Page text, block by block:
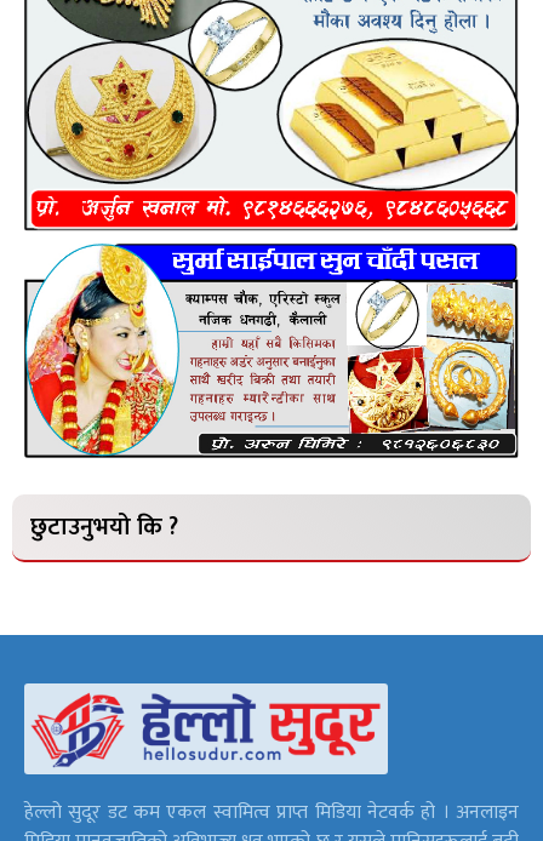
छुटाउनुभयो कि ?
हेल्लो सुदूर डट कम एकल स्वामित्व प्राप्त मिडिया नेटवर्क हो । अनलाइन